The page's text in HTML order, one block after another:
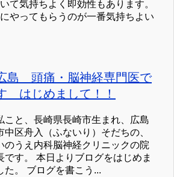
て気持ちよく即効性もあります。
やってもらうのが一番気持ちよい
島 頭痛・脳神経専門医で
はじめまして！！
こと、長崎県長崎市生まれ、広島
中区舟入（ふないり）そだちの、
のうえ内科脳神経クリニックの院
です。 本日よりブログをはじめま
た。 ブログを書こう...